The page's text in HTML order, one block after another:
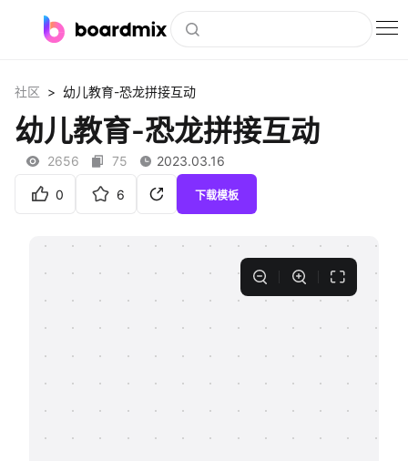
社区资源
下载
私有化部署
支持
帮助中心
社区 > 幼儿教育-恐龙拼接互动
幼儿教育-恐龙拼接互动
2656 75 2023.03.16
0 6 下载模板